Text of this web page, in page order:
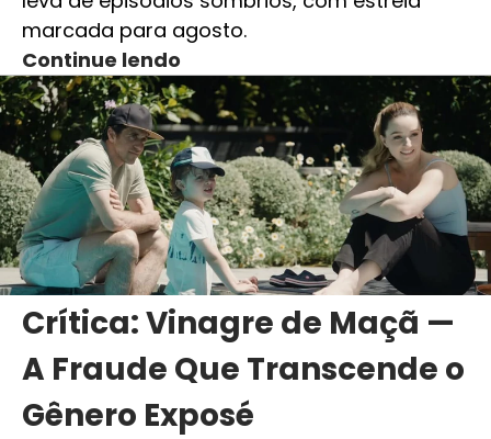
marcada para agosto.
Continue lendo
Crítica: Vinagre de Maçã —
A Fraude Que Transcende o
Gênero Exposé